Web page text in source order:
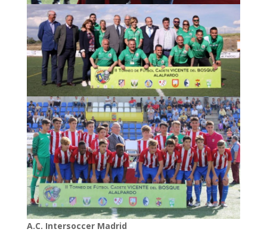
A.C. Intersoccer Madrid